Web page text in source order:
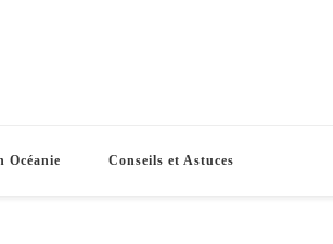
Routes
Océanie Conseils et Astuces